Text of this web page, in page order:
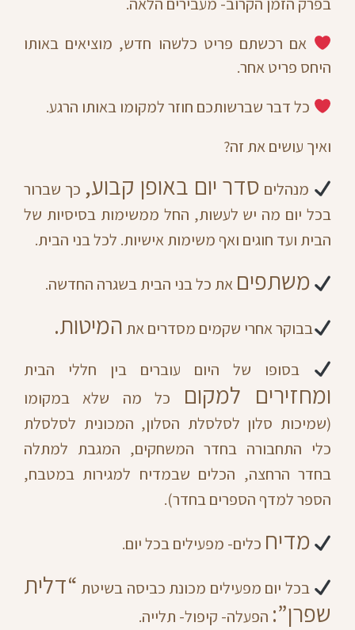
אם רכשתם פריט כלשהו חדש, מוציאים באותו
היחס פריט אחר.
כל דבר שברשותכם חוזר למקומו באותו הרגע.
ואיך עושים את זה?
מנהלים סדר יום באופן קבוע, כך שברור
בכל יום מה יש לעשות, החל ממשימות בסיסיות של
הבית ועד חוגים ואף משימות אישיות. לכל בני הבית.
משתפים את כל בני הבית בשגרה החדשה.
בבוקר אחרי שקמים מסדרים את המיטות.
בסופו של היום עוברים בין חללי הבית
ומחזירים למקום כל מה שלא במקומו
(שמיכות סלון לסלסלת הסלון, המכונית לסלסלת
כלי התחבורה בחדר המשחקים, המגבת למתלה
בחדר הרחצה, הכלים שבמדיח למגירות במטבח,
הספר למדף הספרים בחדר).
מדיח כלים- מפעילים בכל יום.
בכל יום מפעילים מכונת כביסה בשיטת “דלית
שפרן”: הפעלה- קיפול- תלייה.